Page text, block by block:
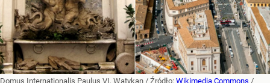
Domus Internationalis Paulus VI, Watykan / Źródło: Wikimedia Commons /